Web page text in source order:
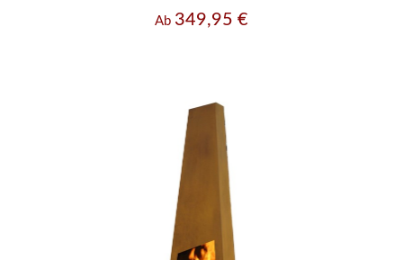
Breite: 44 cm x Tiefe: 37 cm Maße Pular XL:
Regulärer Preis:
Ab 349,95 €